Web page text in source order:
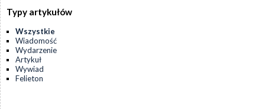
Typy artykułów
Wszystkie
Wiadomość
Wydarzenie
Artykuł
Wywiad
Felieton